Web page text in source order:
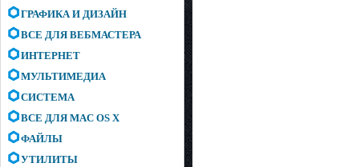
ГРАФИКА И ДИЗАЙН
ВСЕ ДЛЯ ВЕБМАСТЕРА
ИНТЕРНЕТ
МУЛЬТИМЕДИА
СИСТЕМА
ВСЕ ДЛЯ MAC OS X
ФАЙЛЫ
УТИЛИТЫ